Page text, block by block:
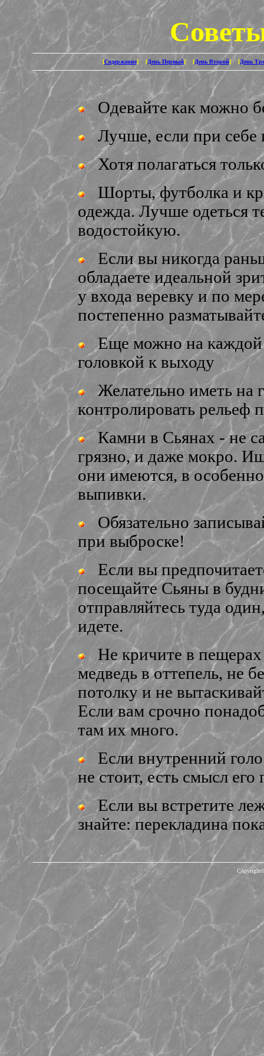
[Содержание] [День Первый] [День Второй] [День
Одевайте как можно
Лучше, если при себе
Хотя полагаться
Шорты, футболка и
одежда. Лучше одеться
водостойкую.
Если вы никогда
обладаете идеальной
у входа веревку и по
постепенно
Еще можно на каждой
головкой к выходу
Желательно иметь на
контролировать рельеф
Камни в Сьянах - не
грязно, и даже мокро.
они имеются, в
выпивки.
Обязательно
при выброске!
Если вы
посещайте Сьяны в
отправляйтесь туда
идете.
Не кричите в
медведь в оттепель, не
потолку и не
Если вам срочно
там их много.
Если внутренний
не стоит, есть смысл его
Если вы встретите
знайте: перекладина